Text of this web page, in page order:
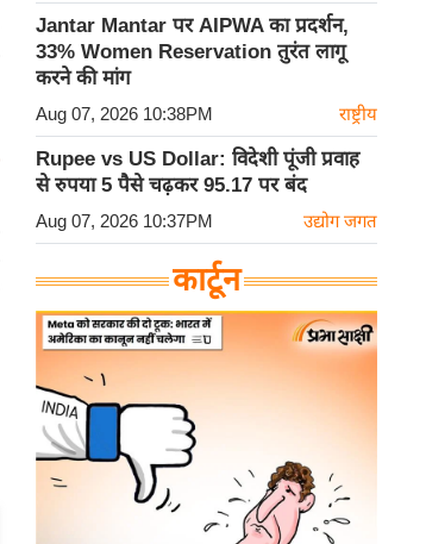
Jantar Mantar पर AIPWA का प्रदर्शन,
33% Women Reservation तुरंत लागू
करने की मांग
Aug 07, 2026 10:38PM राष्ट्रीय
Rupee vs US Dollar: विदेशी पूंजी प्रवाह
से रुपया 5 पैसे चढ़कर 95.17 पर बंद
Aug 07, 2026 10:37PM उद्योग जगत
कार्टून